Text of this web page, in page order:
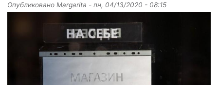
Опубликовано Margarita - пн, 04/13/2020 - 08:15